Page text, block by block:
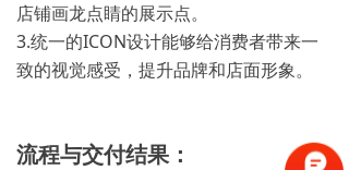
店铺画龙点睛的展示点。
3.统一的ICON设计能够给消费者带来一
致的视觉感受，提升品牌和店面形象。
流程与交付结果：